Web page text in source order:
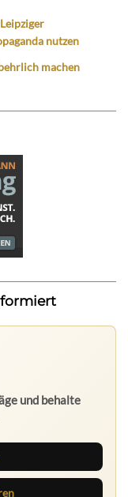
nutzen
machen
und behalte